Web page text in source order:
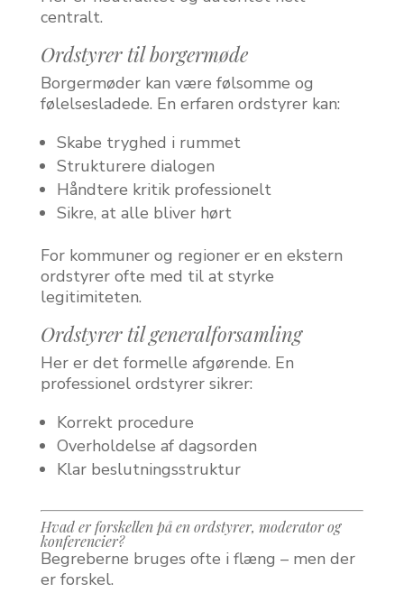
centralt.
Ordstyrer til borgermøde
Borgermøder kan være følsomme og
følelsesladede. En erfaren ordstyrer kan:
Skabe tryghed i rummet
Strukturere dialogen
Håndtere kritik professionelt
Sikre, at alle bliver hørt
For kommuner og regioner er en ekstern
ordstyrer ofte med til at styrke
legitimiteten.
Ordstyrer til generalforsamling
Her er det formelle afgørende. En
professionel ordstyrer sikrer:
Korrekt procedure
Overholdelse af dagsorden
Klar beslutningsstruktur
Hvad er forskellen på en ordstyrer, moderator og
konferencier?
Begreberne bruges ofte i flæng – men der
er forskel.